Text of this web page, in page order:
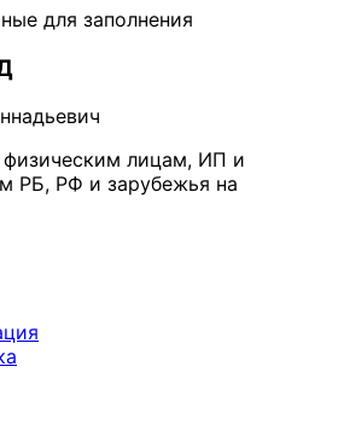
для заполнения
лицам, ИП и
РБ, РФ и зарубежья на